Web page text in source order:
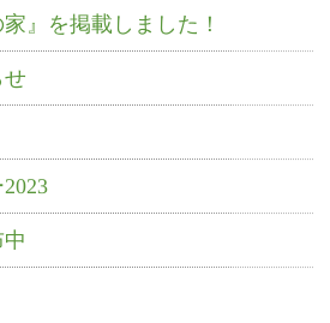
』を掲載しました！